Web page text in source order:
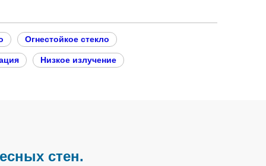
Огнестойкое стекло
Низкое излучение
стен.